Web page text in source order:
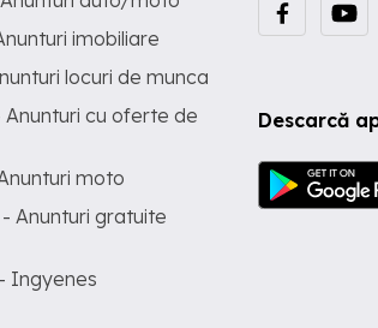
Descarcă
imobiliare
locuri de munca
Anunturi cu oferte de
moto
- Anunturi gratuite
- Ingyenes